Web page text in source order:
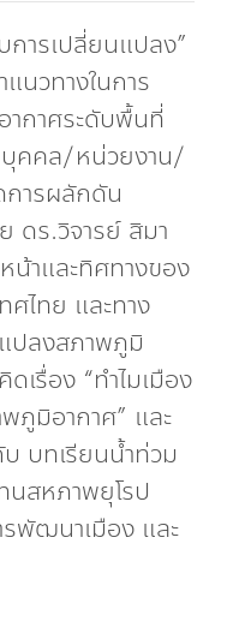
ารเปลี่ยนแปลง”
นวทางในการ
กาศระดับพื้นที่
บุคคล/หน่วยงาน/
การผลักดัน
ดร.วิจารย์ สิมา
น้าและทิศทางของ
ไทย และทาง
ปลงสภาพภูมิ
เรื่อง “ทำไมเมือง
ภูมิอากาศ” และ
บทเรียนน้ำท่วม
นสหภาพยุโรป
รพัฒนาเมือง และ